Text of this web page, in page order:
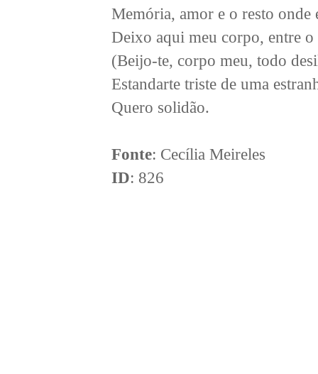
Memória, amor e o resto onde
Deixo aqui meu corpo, entre o
(Beijo-te, corpo meu, todo
Estandarte triste de uma
Quero solidão.
Fonte: Cecília Meireles
ID: 826